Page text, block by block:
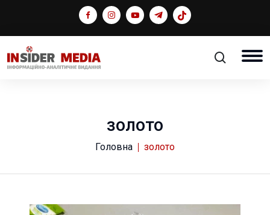
золото
Головна золото